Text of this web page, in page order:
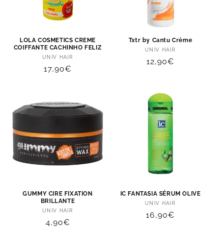
LOLA COSMETICS CREME
COIFFANTE CACHINHO FELIZ
Distributeur :
UNIV HAIR
Prix
17,90€
Txtr by Cantu Crème
Distributeur :
UNIV HAIR
Prix
12,90€
GUMMY CIRE FIXATION
BRILLANTE
Distributeur :
UNIV HAIR
Prix
4,90€
IC FANTASIA SÉRUM OLIVE
Distributeur :
UNIV HAIR
Prix
16,90€